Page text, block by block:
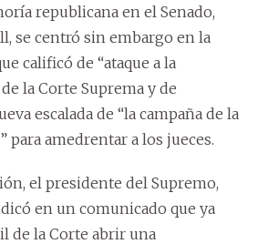
republicana en el Senado,
se centró sin embargo en la
calificó de “ataque a la
la Corte Suprema y de
escalada de “la campaña de la
para amedrentar a los jueces.
el presidente del Supremo,
en un comunicado que ya
de la Corte abrir una